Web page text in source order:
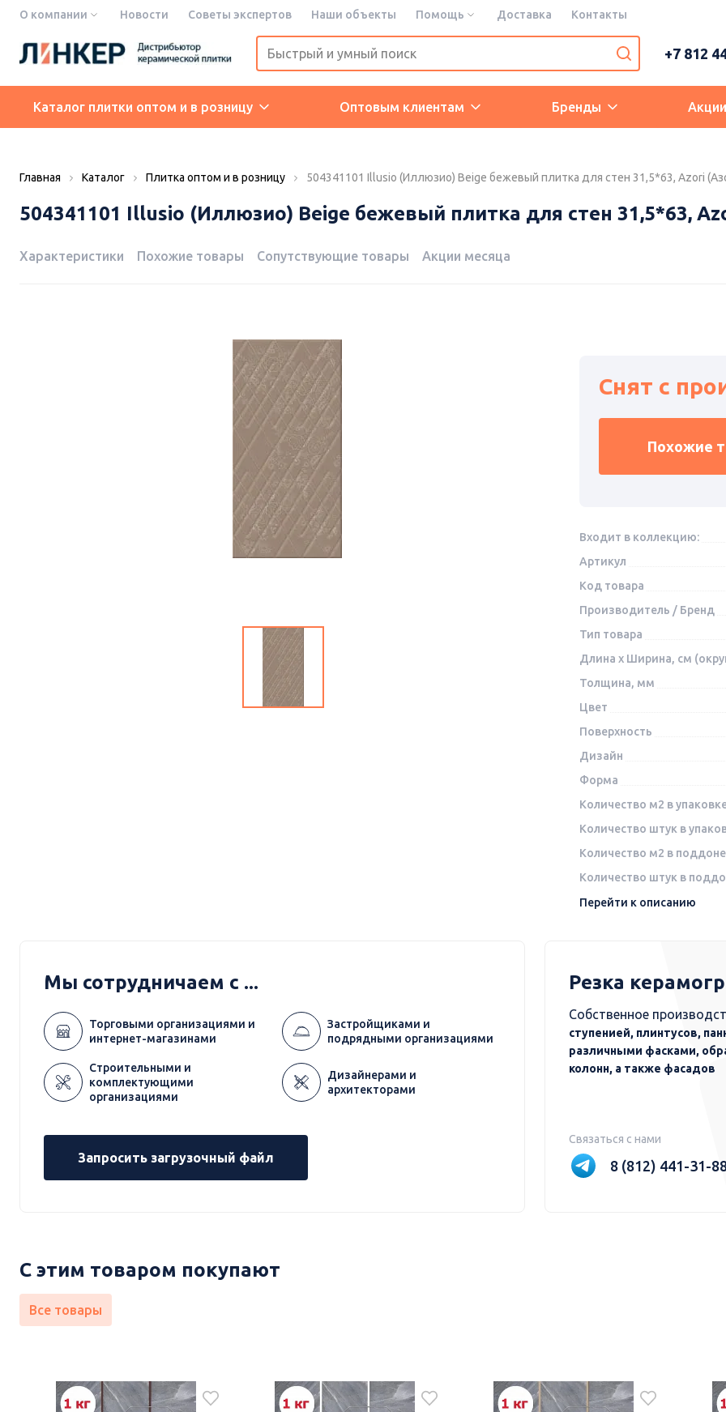
О компании Новости Советы экспертов Наши объекты Помощь Доставка Контакты
+7 812
Каталог плитки оптом и в розницу Оптовым клиентам Бренды
Главная Каталог Плитка оптом и в розницу 504341101 Illusio (Иллюзио) Beige бежевый плитка для стен 31,5*63, Azori
504341101 Illusio (Иллюзио) Beige бежевый плитка для стен 31,5*63,
Характеристики Похожие товары Сопутствующие товары Акции месяца
Снят с
Похожие
Входит в коллекцию:
Артикул
Код товара
Производитель / Бренд
Тип товара
Длина x Ширина, см
Толщина, мм
Цвет
Поверхность
Дизайн
Форма
Количество м2 в
Количество штук в
Количество м2 в поддоне
Количество штук в
Перейти к описанию
Мы сотрудничаем с ...
Торговыми организациями и
интернет-магазинами
Застройщиками и
подрядными организациями
Строительными и
комплектующими
организациями
Дизайнерами и
архитекторами
Запросить загрузочный файл
Резка
Собственное
ступенией, плинтусов,
различными фасками,
колонн, а также фасадов
Связаться с нами
8 (812) 441-31-
С этим товаром покупают
Все товары